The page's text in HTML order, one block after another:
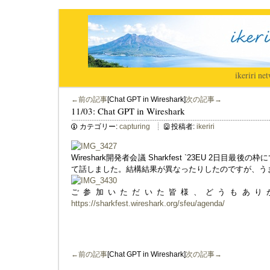
ikeriri|
←前の記事[Chat GPT in Wireshark]次の記事→
11/03: Chat GPT in Wireshark
カテゴリー: capturing 投稿者: ikeriri
Wireshark開発者会議 Sharkfest `23EU 2日目最後の枠
て話しました。結構結果が異なったりしたのですが、
ご参加いただいた皆様、どうもあ
https://sharkfest.wireshark.org/sfeu/agenda/
←前の記事[Chat GPT in Wireshark]次の記事→